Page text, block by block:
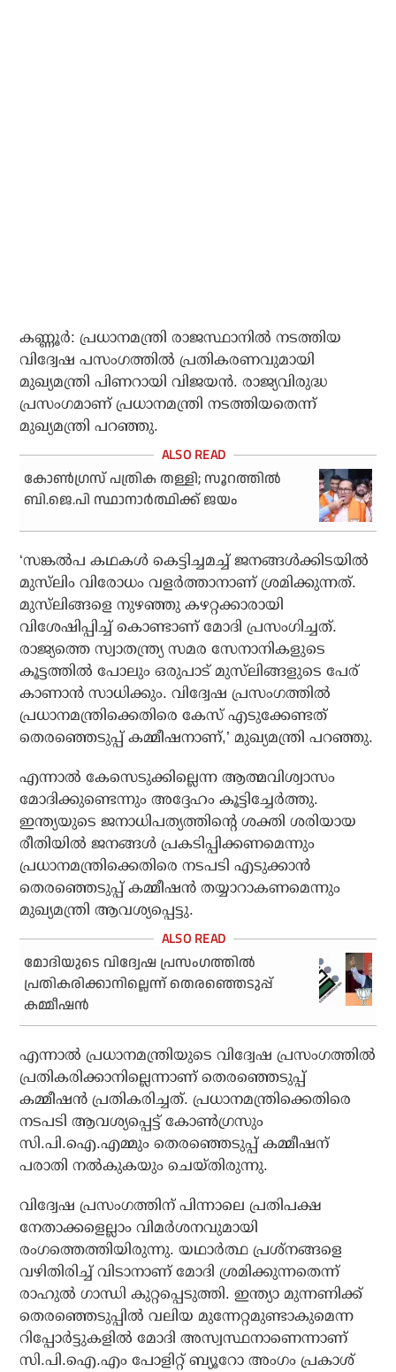
കണ്ണൂര്‍: പ്രധാനമന്ത്രി രാജസ്ഥാനില്‍ നടത്തിയ
വിദ്വേഷ പസംഗത്തില്‍ പ്രതികരണവുമായി
മുഖ്യമന്ത്രി പിണറായി വിജയന്‍. രാജ്യവിരുദ്ധ
പ്രസംഗമാണ് പ്രധാനമന്ത്രി നടത്തിയതെന്ന്
മുഖ്യമന്ത്രി പറഞ്ഞു.
കോൺ​ഗ്രസ് പത്രിക തള്ളി; സൂറത്തില്‍
ബി.ജെ.പി സ്ഥാനാര്‍ത്ഥിക്ക് ജയം
‘സങ്കല്‍പ കഥകള്‍ കെട്ടിച്ചമച്ച് ജനങ്ങള്‍ക്കിടയില്‍
മുസ്‌ലിം വിരോധം വളര്‍ത്താനാണ് ശ്രമിക്കുന്നത്.
മുസ്‌ലിങ്ങളെ നുഴഞ്ഞു കഴറ്റക്കാരായി
വിശേഷിപ്പിച്ച് കൊണ്ടാണ് മോദി പ്രസം​ഗിച്ചത്.
രാജ്യത്തെ സ്വാതന്ത്ര്യ സമര സേനാനികളുടെ
കൂട്ടത്തില്‍ പോലും ഒരുപാട് മുസ്‌ലിങ്ങളുടെ പേര്
കാണാന്‍ സാധിക്കും. വിദ്വേഷ പ്രസംഗത്തില്‍
പ്രധാനമന്ത്രിക്കെതിരെ കേസ് എടുക്കേണ്ടത്
തെരഞ്ഞെടുപ്പ് കമ്മീഷനാണ്,’ മുഖ്യമന്ത്രി പറഞ്ഞു.
എന്നാല്‍ കേസെടുക്കില്ലെന്ന ആത്മവിശ്വാസം
മോദിക്കുണ്ടെന്നും അദ്ദേഹം കൂട്ടിച്ചേര്‍ത്തു.
ഇന്ത്യയുടെ ജനാധിപത്യത്തിന്റെ ശക്തി ശരിയായ
രീതിയില്‍ ജനങ്ങള്‍ പ്രകടിപ്പിക്കണമെന്നും
പ്രധാനമന്ത്രിക്കെതിരെ നടപടി എടുക്കാന്‍
തെരഞ്ഞെടുപ്പ് കമ്മീഷന്‍ തയ്യാറാകണമെന്നും
മുഖ്യമന്ത്രി ആവശ്യപ്പെട്ടു.
മോദിയുടെ വിദ്വേഷ പ്രസംഗത്തില്‍
പ്രതികരിക്കാനില്ലെന്ന് തെരഞ്ഞെടുപ്പ്
കമ്മീഷന്‍
എന്നാല്‍ പ്രധാനമന്ത്രിയുടെ വിദ്വേഷ പ്രസംഗത്തില്‍
പ്രതികരിക്കാനില്ലെന്നാണ് തെരഞ്ഞെടുപ്പ്
കമ്മീഷന്‍ പ്രതികരിച്ചത്. പ്രധാനമന്ത്രിക്കെതിരെ
നടപടി ആവശ്യപ്പെട്ട് കോണ്‍ഗ്രസും
സി.പി.ഐ.എമ്മും തെരഞ്ഞെടുപ്പ് കമ്മീഷന്
പരാതി നല്‍കുകയും ചെയ്തിരുന്നു.
വിദ്വേഷ പ്രസംഗത്തിന് പിന്നാലെ പ്രതിപക്ഷ
നേതാക്കളെല്ലാം വിമര്‍ശനവുമായി
രംഗത്തെത്തിയിരുന്നു. യഥാര്‍ത്ഥ പ്രശ്‌നങ്ങളെ
വഴിതിരിച്ച് വിടാനാണ് മോദി ശ്രമിക്കുന്നതെന്ന്
രാഹുല്‍ ഗാന്ധി കുറ്റപ്പെടുത്തി. ഇന്ത്യാ മുന്നണിക്ക്
തെരഞ്ഞെടുപ്പില്‍ വലിയ മുന്നേറ്റമുണ്ടാകുമെന്ന
റിപ്പോര്‍ട്ടുകളില്‍ മോദി അസ്വസ്ഥനാണെന്നാണ്
സി.പി.ഐ.എം പോളിറ്റ് ബ്യൂറോ അംഗം പ്രകാശ്